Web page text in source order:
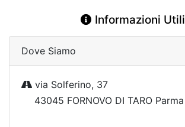
Informazioni Utili
Dove Siamo
via Solferino, 37
43045 FORNOVO DI TARO Parma